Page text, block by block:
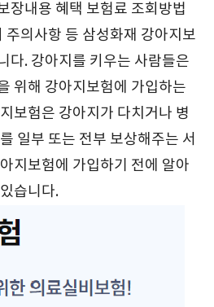
장내용 혜택 보험료 조회방법
주의사항 등 삼성화재 강아지보
다. 강아지를 키우는 사람들은
위해 강아지보험에 가입하는
보험은 강아지가 다치거나 병
일부 또는 전부 보상해주는 서
지보험에 가입하기 전에 알아
습니다.